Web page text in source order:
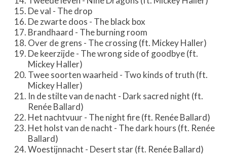
De val - The drop
De zwarte doos - The black box
Brandhaard - The burning room
Over de grens - The crossing (ft. Mickey Haller)
De keerzijde - The wrong side of goodbye (ft.
Mickey Haller)
Twee soorten waarheid - Two kinds of truth (ft.
Mickey Haller)
In de stilte van de nacht - Dark sacred night (ft.
Renée Ballard)
Het nachtvuur - The night fire (ft. Renée Ballard)
Het holst van de nacht - The dark hours (ft. Renée
Ballard)
Woestijnnacht - Desert star (ft. Renée Ballard)